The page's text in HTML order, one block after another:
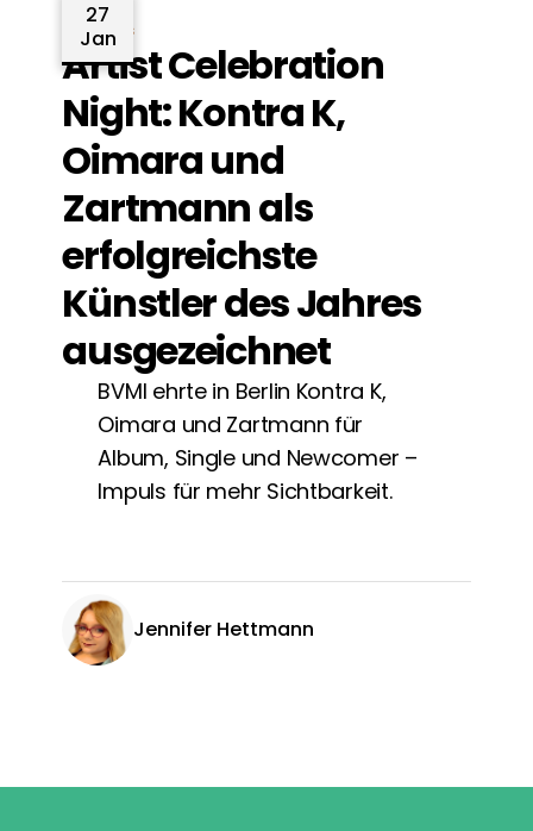
News
Artist Celebration
Night: Kontra K,
Oimara und
Zartmann als
erfolgreichste
Künstler des Jahres
ausgezeichnet
BVMI ehrte in Berlin Kontra K,
Oimara und Zartmann für
Album, Single und Newcomer –
Impuls für mehr Sichtbarkeit.
Jennifer Hettmann
27
Jan